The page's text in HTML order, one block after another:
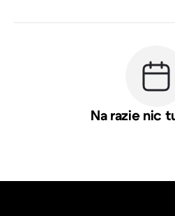
Na razie nic